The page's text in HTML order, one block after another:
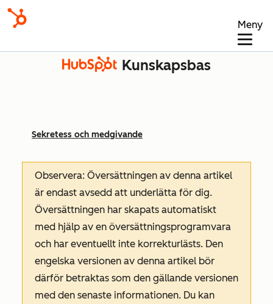
Meny
Kunskapsbas
Sekretess och medgivande
Observera: Översättningen av denna artikel
är endast avsedd att underlätta för dig.
Översättningen har skapats automatiskt
med hjälp av en översättningsprogramvara
och har eventuellt inte korrekturlästs. Den
engelska versionen av denna artikel bör
därför betraktas som den gällande versionen
med den senaste informationen. Du kan